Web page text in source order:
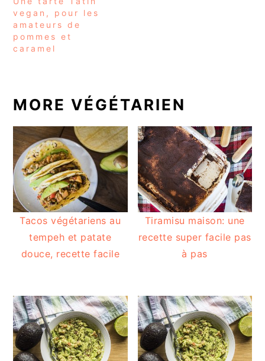
vegan, pour les
amateurs de
pommes et
caramel
MORE VÉGÉTARIEN
Tacos végétariens au
tempeh et patate
douce, recette facile
Tiramisu maison: une
recette super facile pas
à pas